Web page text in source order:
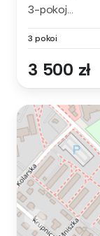
3-pokoj...
3 pokoi
3 500 zł